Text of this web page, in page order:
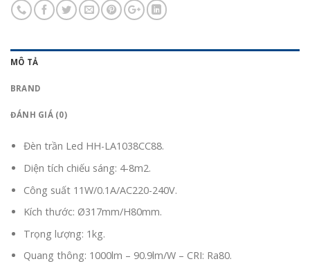
MÔ TẢ
BRAND
ĐÁNH GIÁ (0)
Đèn trần Led HH-LA1038CC88.
Diện tích chiếu sáng: 4-8m2.
Công suất 11W/0.1A/AC220-240V.
Kích thước: Ø317mm/H80mm.
Trọng lượng: 1kg.
Quang thông: 1000lm – 90.9lm/W – CRI: Ra80.